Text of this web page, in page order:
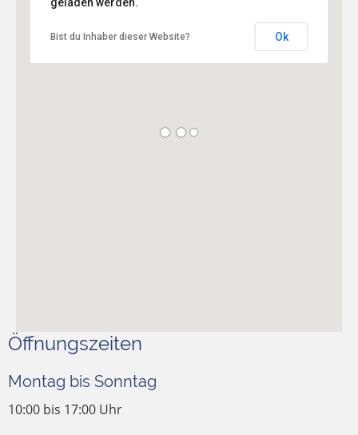
Bist du Inhaber dieser Website? Ok
Öffnungszeiten
Montag bis Sonntag
10:00 bis 17:00 Uhr